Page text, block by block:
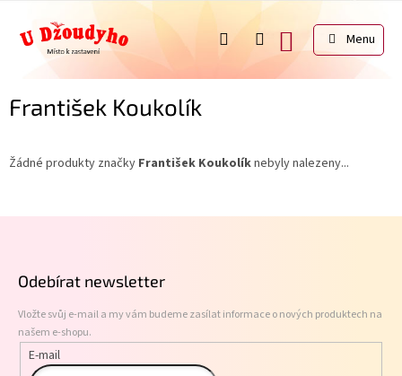
obsah
NÁKUPNÍ
KOŠÍK
František Koukolík
Žádné produkty značky František Koukolíknebyly nalezeny...
Odebírat newsletter
Vložte svůj e-mail a my vám budeme zasílat informace o nových produktech na
našem e-shopu.
E-mail